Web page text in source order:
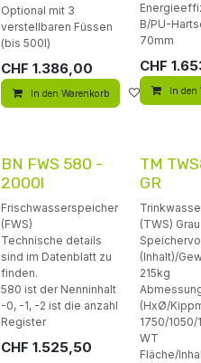
Optional mit 3
verstellbaren Füssen
(bis 500l)
CHF 1.386,00
In den Warenkorb Auf die
B/PU-
70mm
CHF
In den
BN FWS 580 -
2000l
Frischwasserspeicher
(FWS)
Technische details
sind im Datenblatt zu
finden.
580 ist der Nenninhalt
-0, -1, -2 ist die anzahl
Register
CHF 1.525,50
TM
GR
(TWS) Grau
(Inhalt)/
215kg
(HxØ/
1750/1050/
WT
Fläche/